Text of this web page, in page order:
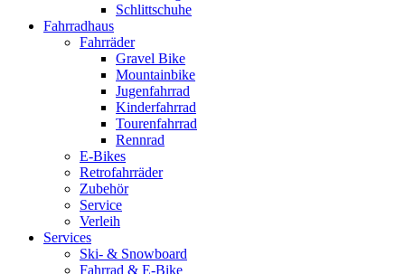
Schlittschuhe
Fahrradhaus
Fahrräder
Gravel Bike
Mountainbike
Jugenfahrrad
Kinderfahrrad
Tourenfahrrad
Rennrad
E-Bikes
Retrofahrräder
Zubehör
Service
Verleih
Services
Ski- & Snowboard
Fahrrad & E-Bike